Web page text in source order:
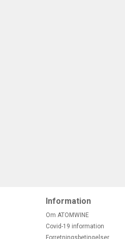
Information
Om ATOMWINE
Covid-19 information
Forretningsbetingelser